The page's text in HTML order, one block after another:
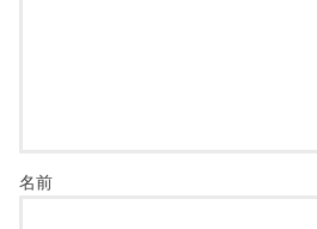
名前